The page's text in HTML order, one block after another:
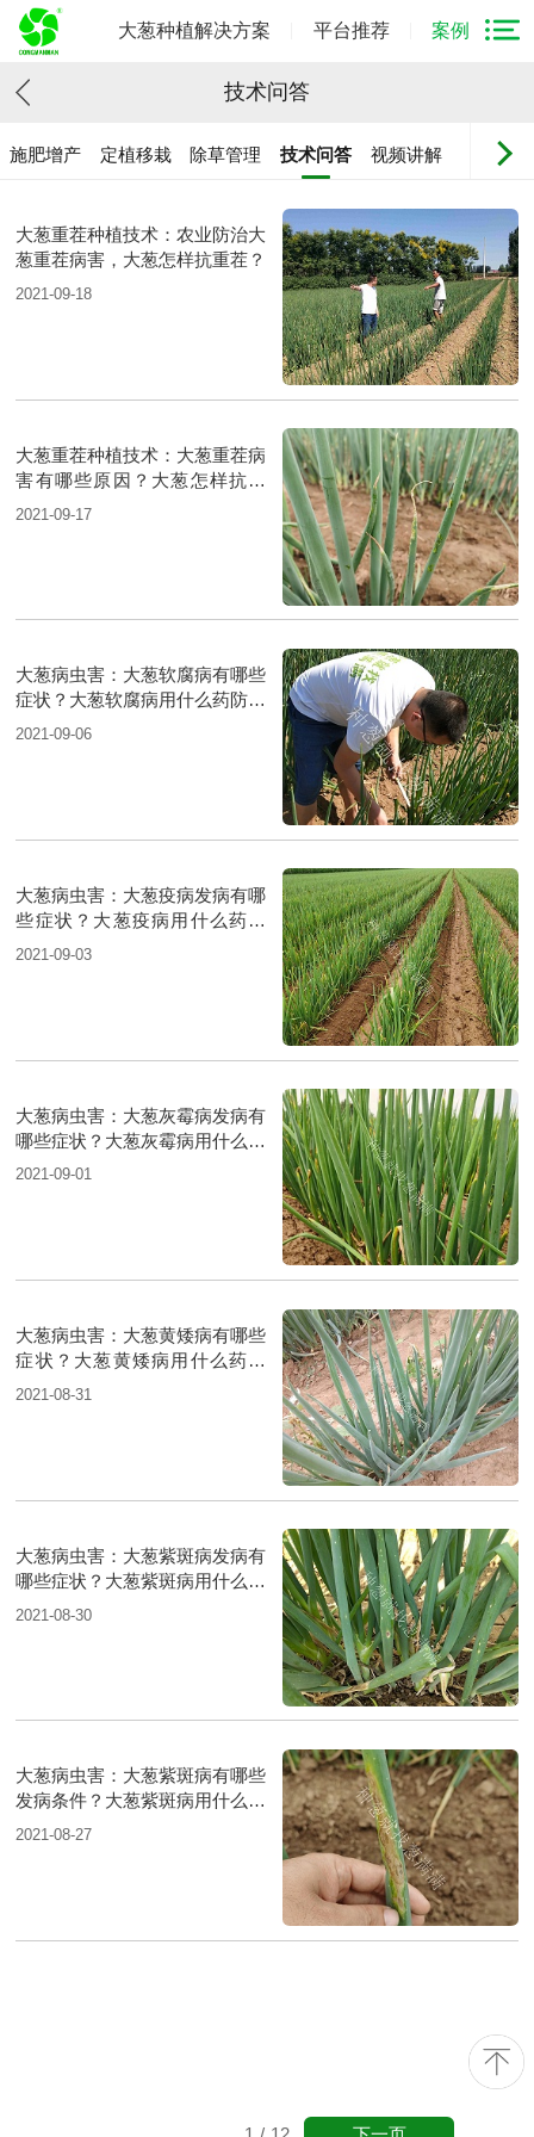
大葱种植解决方案 平台推荐 案例
技术问答
施肥增产 定植移栽 除草管理 技术问答 视频讲解
大葱重茬种植技术：农业防治大
葱重茬病害，大葱怎样抗重茬？
2021-09-18
大葱重茬种植技术：大葱重茬病
害有哪些原因？大葱怎样抗重
茬？
2021-09-17
大葱病虫害：大葱软腐病有哪些
症状？大葱软腐病用什么药防治
好？
2021-09-06
大葱病虫害：大葱疫病发病有哪
些症状？大葱疫病用什么药防
治？
2021-09-03
大葱病虫害：大葱灰霉病发病有
哪些症状？大葱灰霉病用什么药
防治？
2021-09-01
大葱病虫害：大葱黄矮病有哪些
症状？大葱黄矮病用什么药防
治？
2021-08-31
大葱病虫害：大葱紫斑病发病有
哪些症状？大葱紫斑病用什么药
防治？
2021-08-30
大葱病虫害：大葱紫斑病有哪些
发病条件？大葱紫斑病用什么药
防治？
2021-08-27